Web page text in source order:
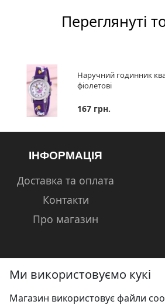
Переглянуті
Наручний годинник
фіолетові
167 грн.
ІНФОРМАЦІЯ
Доставка та оплата
Контакти
Про магазин
Ми використовуємо кукі
Магазин використовує файли